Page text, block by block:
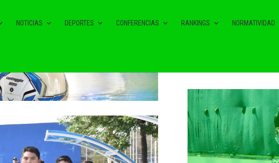
NOTICIAS DEPORTES CONFERENCIAS RANKINGS NORMATIVIDAD